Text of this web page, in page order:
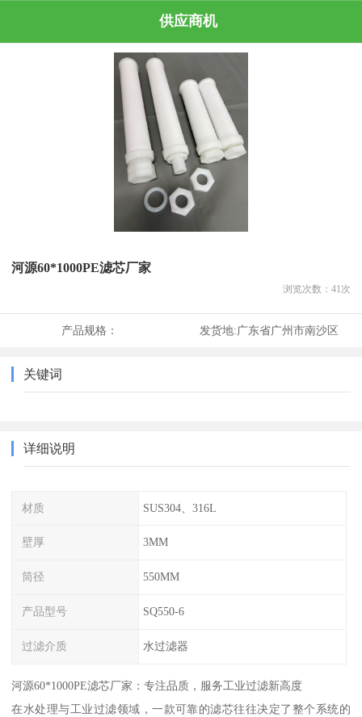
供应商机
河源60*1000PE滤芯厂家
浏览次数： 41 次
产品规格： 发货地:广东省广州市南沙区
关键词
详细说明
材质 SUS304、316L
壁厚 3MM
筒径 550MM
产品型号 SQ550-6
过滤介质 水过滤器
河源60*1000PE滤芯厂家：专注品质，服务工业过滤新高度
在水处理与工业过滤领域，一款可靠的滤芯往往决定了整个系统的